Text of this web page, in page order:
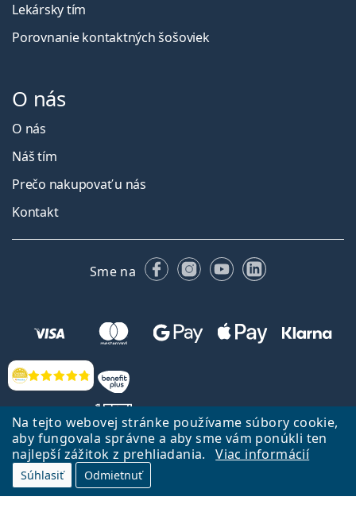
Na tejto webovej stránke používame súbory cookie,
aby fungovala správne a aby sme vám ponúkli ten
najlepší zážitok z prehliadania.
Viac informácií
Súhlasiť Odmietnuť
Hodnotenia
Lekársky tím
Porovnanie kontaktných šošoviek
O nás
O nás
Náš tím
Prečo nakupovať u nás
Kontakt
Sme na FacebookuInstagrame
YouTubeLinkedIn
Späť na Úvodnu stránku
Lentiamo.sk vlastní a prevádzkuje spoločnosť Lentiamo s.r.o., Česká